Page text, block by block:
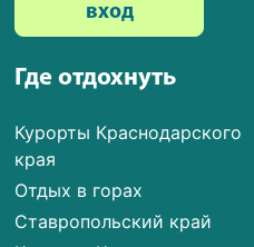
Где отдохнуть
Курорты Краснодарского
края
Отдых в горах
Ставропольский край
вход